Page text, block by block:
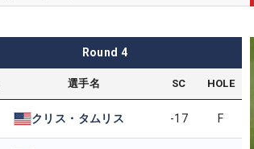
Round 4
選手名 SC HOLE
クリス・タムリス -17 F